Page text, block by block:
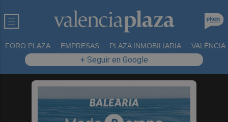
FORO PLAZA EMPRESAS PLAZA INMOBILIARIA VALÈNCIA
+ Seguir en Google